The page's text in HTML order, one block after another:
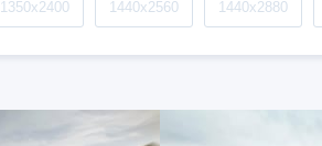
1350x2400 1440x2560 1440x2880